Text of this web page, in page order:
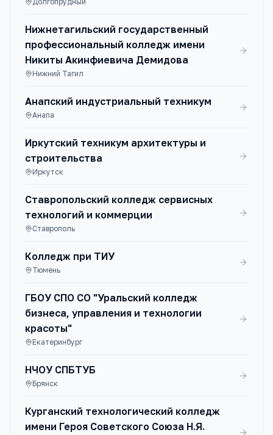
Нижнетагильский государственный
профессиональный колледж имени
Никиты Акинфиевича Демидова
Нижний Тагил
Анапский индустриальный техникум
Анапа
Иркутский техникум архитектуры и
строительства
Иркутск
Ставропольский колледж сервисных
технологий и коммерции
Ставрополь
Колледж при ТИУ
Тюмень
ГБОУ СПО СО "Уральский колледж
бизнеса, управления и технологии
красоты"
Екатеринбург
НЧОУ СПБТУБ
Брянск
Курганский технологический колледж
имени Героя Советского Союза Н.Я.